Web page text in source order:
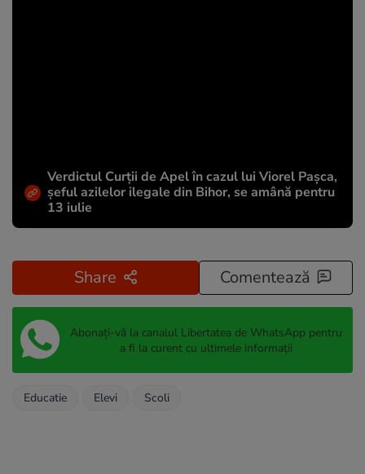
Verdictul Curții de Apel în cazul lui Viorel Pașca,
șeful azilelor ilegale din Bihor, se amână pentru
13 iulie
Share Comentează
Abonați-vă la canalul Libertatea de WhatsApp pentru
a fi la curent cu ultimele informații
Educatie Elevi Scoli